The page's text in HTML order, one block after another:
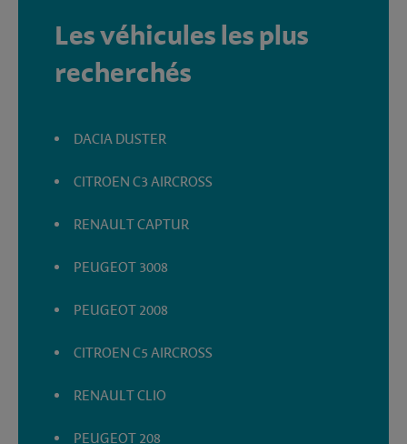
Les véhicules les plus
recherchés
DACIA DUSTER
CITROEN C3 AIRCROSS
RENAULT CAPTUR
PEUGEOT 3008
PEUGEOT 2008
CITROEN C5 AIRCROSS
RENAULT CLIO
PEUGEOT 208